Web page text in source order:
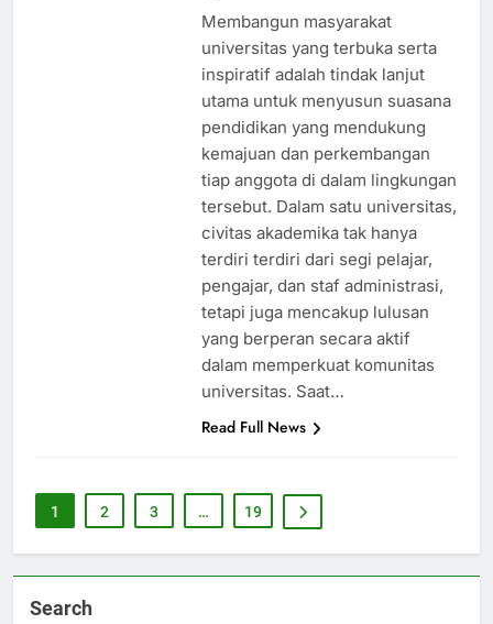
Membangun masyarakat
universitas yang terbuka serta
inspiratif adalah tindak lanjut
utama untuk menyusun suasana
pendidikan yang mendukung
kemajuan dan perkembangan
tiap anggota di dalam lingkungan
tersebut. Dalam satu universitas,
civitas akademika tak hanya
terdiri terdiri dari segi pelajar,
pengajar, dan staf administrasi,
tetapi juga mencakup lulusan
yang berperan secara aktif
dalam memperkuat komunitas
universitas. Saat…
Read Full News
1 2 3 … 19
Search